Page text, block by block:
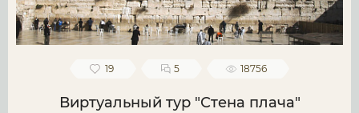
19 5 18756
Виртуальный тур "Стена плача"